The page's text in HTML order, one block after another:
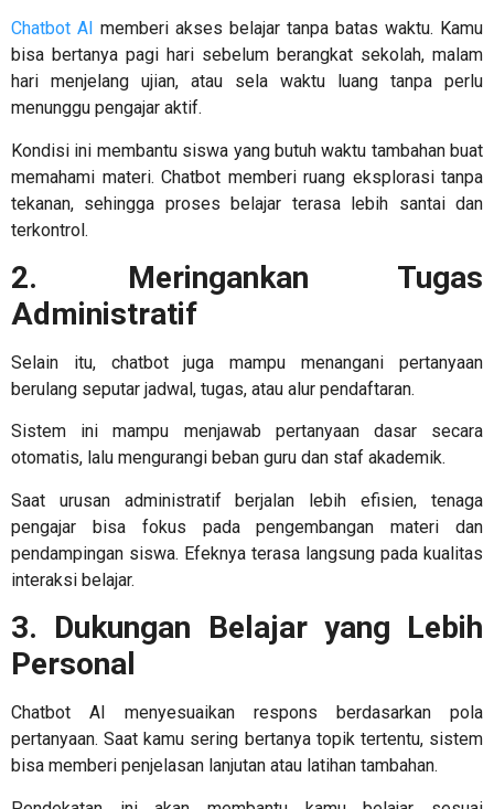
Chatbot AI memberi akses belajar tanpa batas waktu. Kamu
bisa bertanya pagi hari sebelum berangkat sekolah, malam
hari menjelang ujian, atau sela waktu luang tanpa perlu
menunggu pengajar aktif.
Kondisi ini membantu siswa yang butuh waktu tambahan buat
memahami materi. Chatbot memberi ruang eksplorasi tanpa
tekanan, sehingga proses belajar terasa lebih santai dan
terkontrol.
2. Meringankan Tugas
Administratif
Selain itu, chatbot juga mampu menangani pertanyaan
berulang seputar jadwal, tugas, atau alur pendaftaran.
Sistem ini mampu menjawab pertanyaan dasar secara
otomatis, lalu mengurangi beban guru dan staf akademik.
Saat urusan administratif berjalan lebih efisien, tenaga
pengajar bisa fokus pada pengembangan materi dan
pendampingan siswa. Efeknya terasa langsung pada kualitas
interaksi belajar.
3. Dukungan Belajar yang Lebih
Personal
Chatbot AI menyesuaikan respons berdasarkan pola
pertanyaan. Saat kamu sering bertanya topik tertentu, sistem
bisa memberi penjelasan lanjutan atau latihan tambahan.